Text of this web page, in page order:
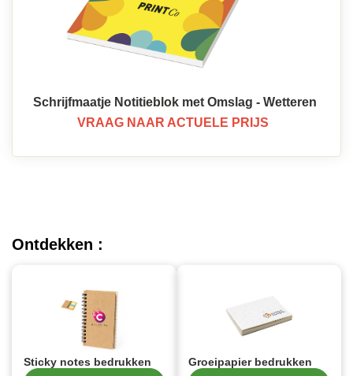
Schrijfmaatje Notitieblok met Omslag - Wetteren
VRAAG NAAR ACTUELE PRIJS
Ontdekken :
Sticky notes bedrukken
Groeipapier bedrukken